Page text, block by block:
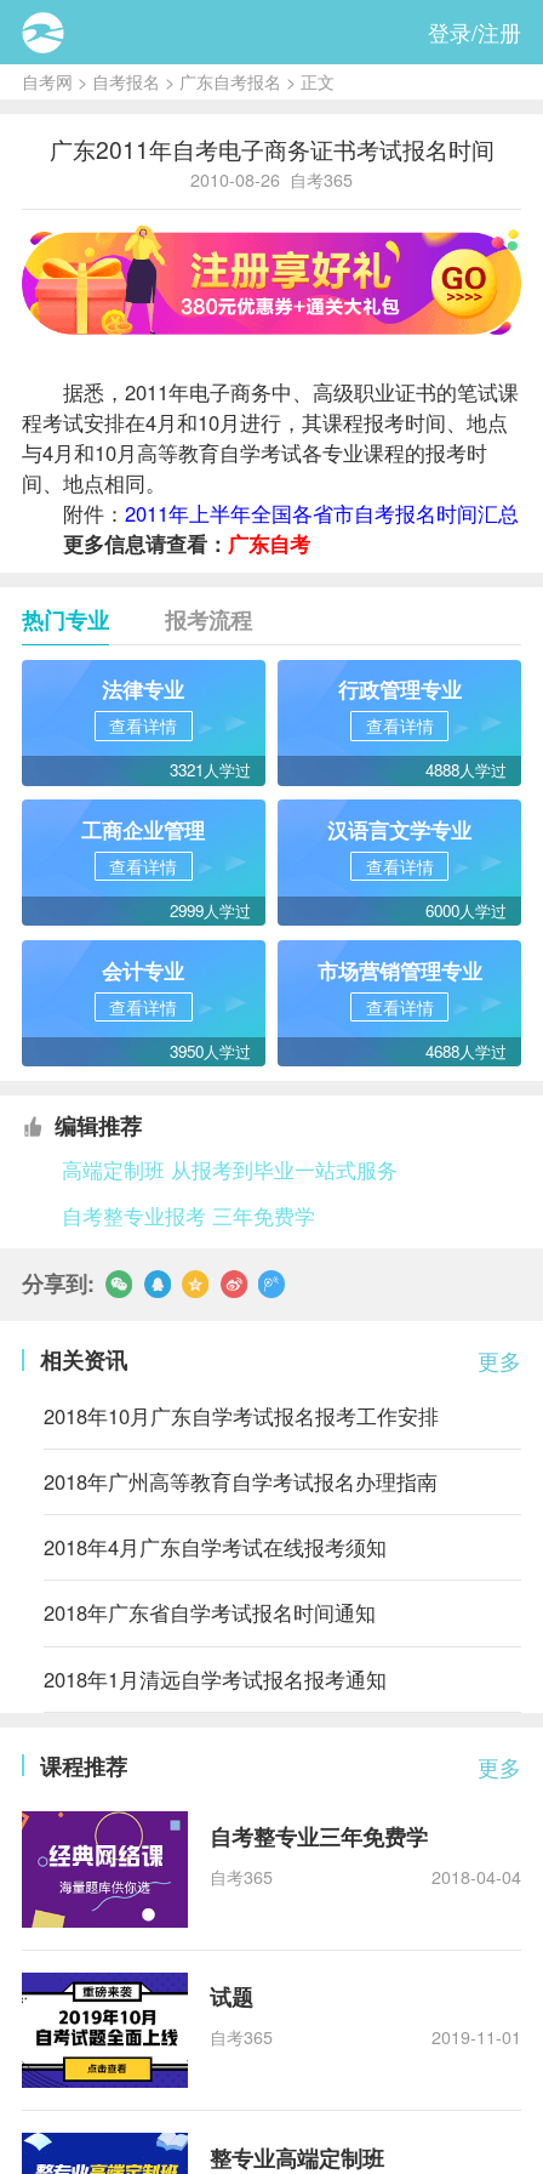
登录/注册
自考网 > 自考报名 > 广东自考报名 > 正文
广东2011年自考电子商务证书考试报名时间
2010-08-26 自考365
据悉，2011年电子商务中、高级职业证书的笔试课
程考试安排在4月和10月进行，其课程报考时间、地点
与4月和10月高等教育自学考试各专业课程的报考时
间、地点相同。
附件： 2011年上半年全国各省市自考报名时间汇总
更多信息请查看： 广东自考
热门专业 报考流程
法律专业
查看详情
3321人学过
行政管理专业
查看详情
4888人学过
工商企业管理
查看详情
2999人学过
汉语言文学专业
查看详情
6000人学过
会计专业
查看详情
3950人学过
市场营销管理专业
查看详情
4688人学过
编辑推荐
高端定制班 从报考到毕业一站式服务
自考整专业报考 三年免费学
分享到:
更多
相关资讯
2018年10月广东自学考试报名报考工作安排
2018年广州高等教育自学考试报名办理指南
2018年4月广东自学考试在线报考须知
2018年广东省自学考试报名时间通知
2018年1月清远自学考试报名报考通知
更多
课程推荐
自考整专业三年免费学
自考365 2018-04-04
试题
自考365 2019-11-01
整专业高端定制班